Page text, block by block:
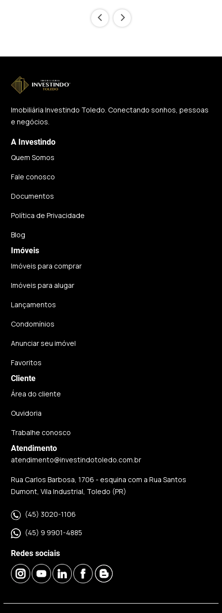
‹ ›
Imobiliária Investindo Toledo. Conectando sonhos, pessoas
e negócios.
A Investindo
Quem Somos
Fale conosco
Documentos
Política de Privacidade
Blog
Imóveis
Imóveis para comprar
Imóveis para alugar
Lançamentos
Condomínios
Anunciar seu imóvel
Favoritos
Cliente
Área do cliente
Ouvidoria
Trabalhe conosco
Atendimento
atendimento@investindotoledo.com.br
Rua Carlos Barbosa, 1706 - esquina com a Rua Santos
Dumont, Vila Industrial, Toledo (PR)
(45) 3020-1106
(45) 9 9901-4885
Redes sociais